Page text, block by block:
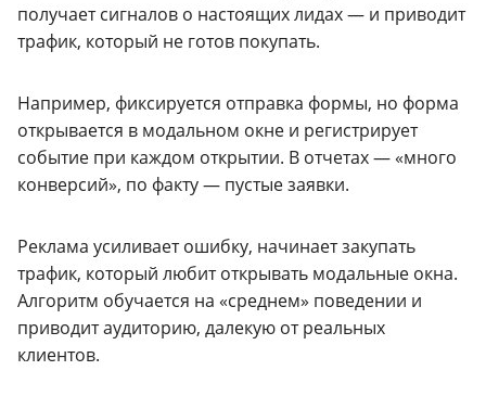
получает сигналов о настоящих лидах — и приводит
трафик, который не готов покупать.
Например, фиксируется отправка формы, но форма
открывается в модальном окне и регистрирует
событие при каждом открытии. В отчетах — «много
конверсий», по факту — пустые заявки.
Реклама усиливает ошибку, начинает закупать
трафик, который любит открывать модальные окна.
Алгоритм обучается на «среднем» поведении и
приводит аудиторию, далекую от реальных
клиентов.